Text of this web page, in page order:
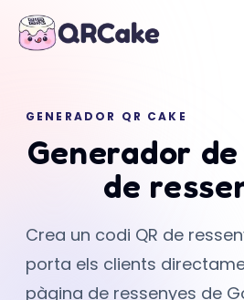
Preus
Blog
Ajuda
API
GENERADOR QR CAKE
Generador
de
Crea un codi QR de
porta els clients
pàgina de ressenyes de